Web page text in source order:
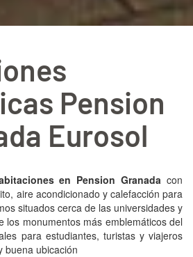
Pension
Eurosol
en Pension Granada con
aire acondicionado y calefacción para
situados cerca de las universidades y
los monumentos más emblemáticos del
para estudiantes, turistas y viajeros
buena ubicación